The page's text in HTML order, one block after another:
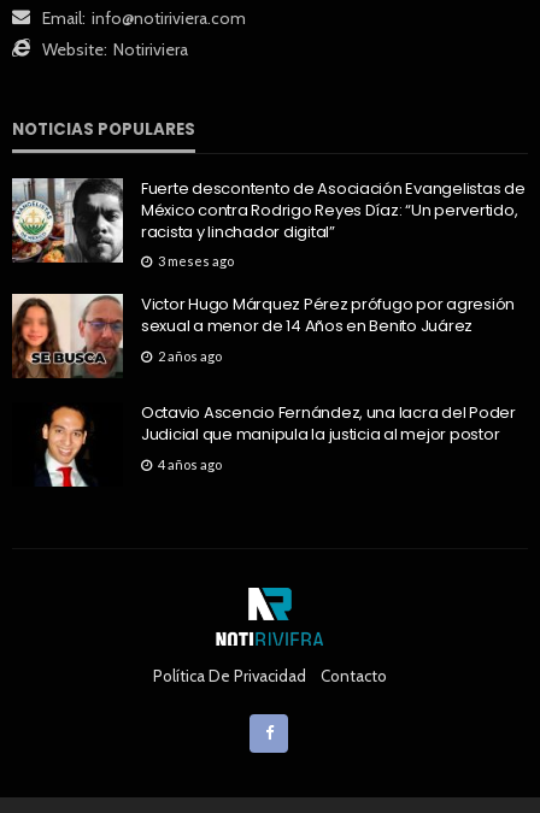
Email: info@notiriviera.com
Website: Notiriviera
NOTICIAS POPULARES
Fuerte descontento de Asociación Evangelistas de
México contra Rodrigo Reyes Díaz: “Un pervertido,
racista y linchador digital”
3 meses ago
Victor Hugo Márquez Pérez prófugo por agresión
sexual a menor de 14 Años en Benito Juárez
2 años ago
Octavio Ascencio Fernández, una lacra del Poder
Judicial que manipula la justicia al mejor postor
4 años ago
Política De Privacidad Contacto